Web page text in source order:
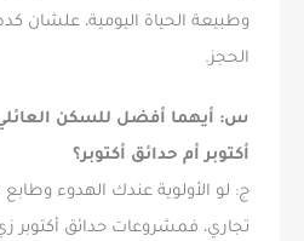
وطبيعة الحياة اليومية، علشان
الحجز.
س: أيهما أفضل للسكن
أكتوبر أم حدائق أكتوبر؟
ج: لو الأولوية عندك الهدوء